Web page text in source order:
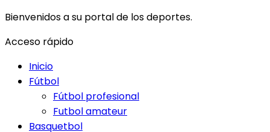
Bienvenidos a su portal de los deportes.
Acceso rápido
Inicio
Fútbol
Fútbol profesional
Futbol amateur
Basquetbol